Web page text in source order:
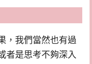
，我們當然也有過
者是思考不夠深入